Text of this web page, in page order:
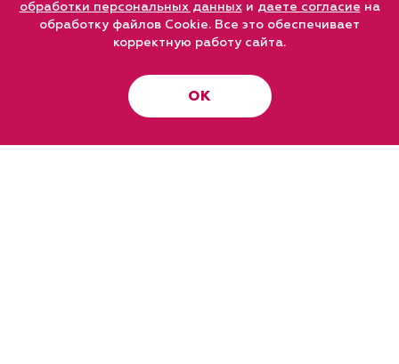
обработки персональных данныхи даете согласие на
обработку файлов Cookie. Все это обеспечивает
корректную работу сайта.
ОК